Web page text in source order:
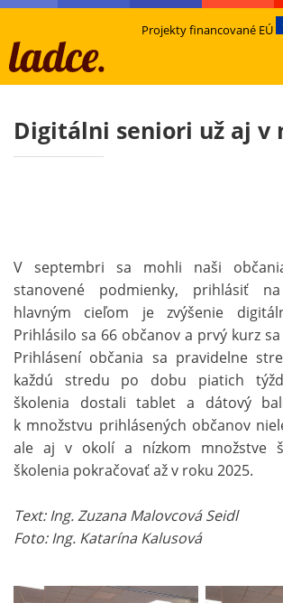
Projekty financované EÚ
Digitálni seniori už aj v
V septembri sa mohli naši
stanovené podmienky, prihlásiť
hlavným cieľom je zvýšenie
Prihlásilo sa 66 občanov a prvý kurz sa
Prihlásení občania sa pravidelne
každú stredu po dobu piatich
školenia dostali tablet a dátový
k množstvu prihlásených občanov
ale aj v okolí a nízkom množstve
školenia pokračovať až v roku 2025.
Text: Ing. Zuzana Malovcová Seidl
Foto: Ing. Katarína Kalusová